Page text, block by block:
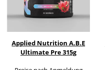
Applied Nutrition A.B.E
Ultimate Pre 315g